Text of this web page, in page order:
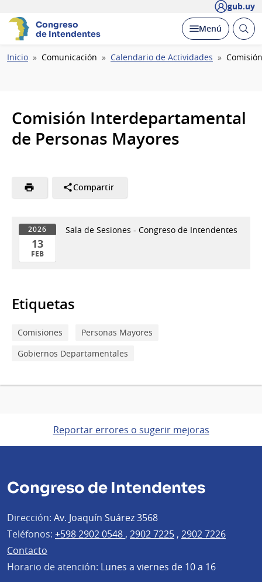
gub.uy
Congreso
de Intendentes
Desplegar
Menú Abrir
Ruta
Inicio Comunicación Calendario de Actividades
Comisión Interdepartamental
de Personas Mayores
Compartir
2026
13
FEB
Feb
del
Sala de Sesiones - Congreso de Intendentes
Etiquetas
Comisiones
Personas Mayores
Gobiernos Departamentales
Reportar errores o sugerir mejoras
Congreso de Intendentes
Dirección: Av. Joaquín Suárez 3568
Teléfonos: +598 2902 0548 , 2902 7225 , 2902 7226
Contacto
Horario de atención: Lunes a viernes de 10 a 16